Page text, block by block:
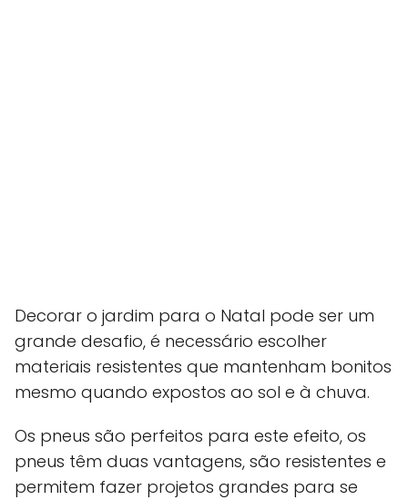
Decorar o jardim para o Natal pode ser um
grande desafio, é necessário escolher
materiais resistentes que mantenham bonitos
mesmo quando expostos ao sol e à chuva.
Os pneus são perfeitos para este efeito, os
pneus têm duas vantagens, são resistentes e
permitem fazer projetos grandes para se